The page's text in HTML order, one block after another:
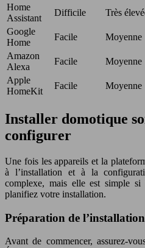
Home
Assistant
Difficile Très
Google
Home
Facile Moyenne
Amazon
Alexa
Facile Moyenne
Apple
HomeKit
Facile Moyenne
Installer domotique
configurer
Une fois les appareils et la
à l’installation et à la
complexe, mais elle est simple
planifiez votre installation.
Préparation de l’installation
Avant de commencer, assurez-